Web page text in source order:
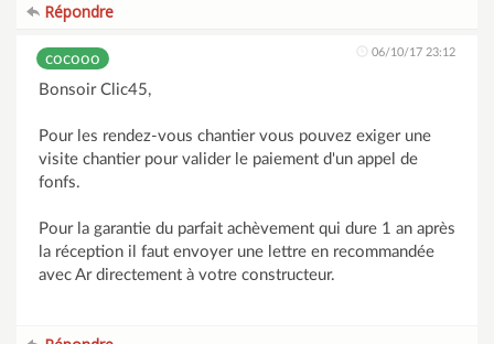
Répondre
cocooo 06/10/17 23:12
Bonsoir Clic45,
Pour les rendez-vous chantier vous pouvez exiger une
visite chantier pour valider le paiement d'un appel de
fonfs.
Pour la garantie du parfait achèvement qui dure 1 an après
la réception il faut envoyer une lettre en recommandée
avec Ar directement à votre constructeur.